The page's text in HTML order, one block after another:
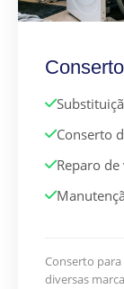
Conserto
Reparo
Conserto
diversas